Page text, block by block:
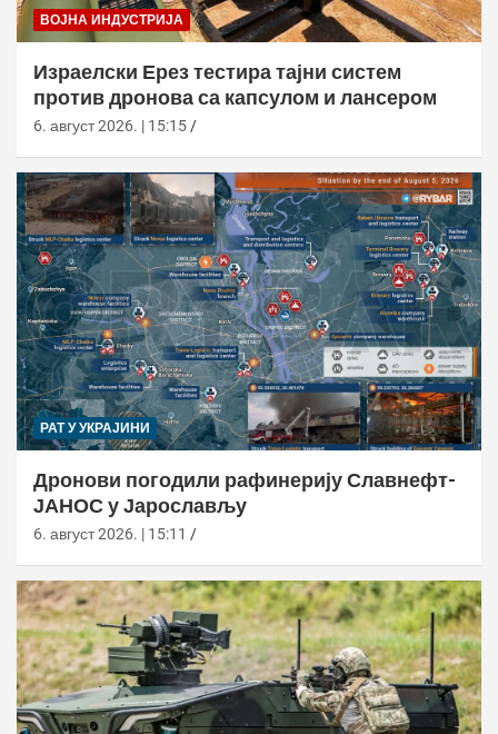
ВОЈНА ИНДУСТРИЈА
Израелски Ерез тестира тајни систем
против дронова са капсулом и лансером
6. август 2026. | 15:15
РАТ У УКРАЈИНИ
Дронови погодили рафинерију Славнефт-
ЈАНОС у Јарослављу
6. август 2026. | 15:11